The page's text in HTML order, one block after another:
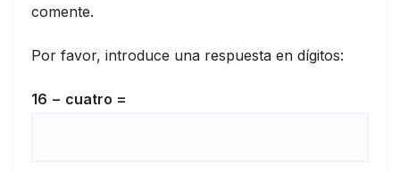
comente.
Por favor, introduce una respuesta en dígitos:
16 − cuatro =